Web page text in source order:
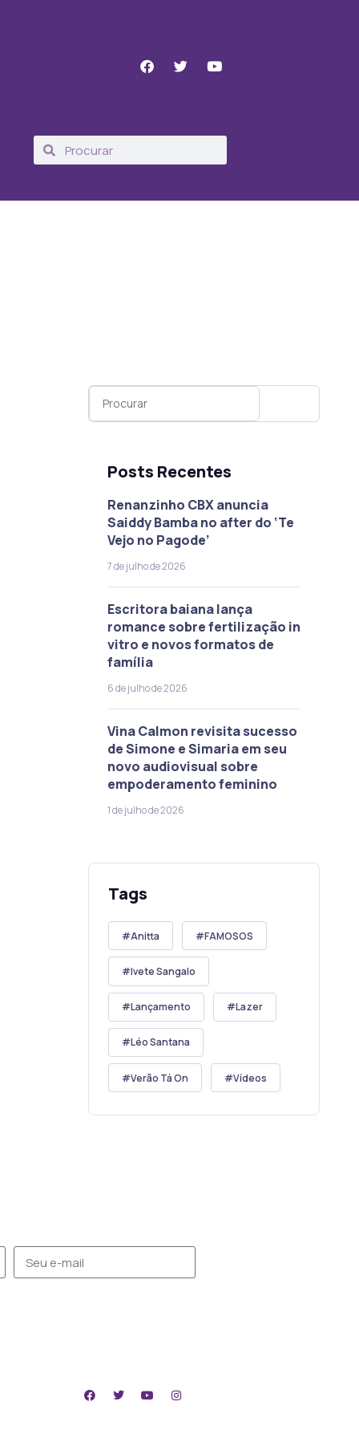
Posts Recentes
Renanzinho CBX anuncia
Saiddy Bamba no after do ‘Te
Vejo no Pagode’
7 de julho de 2026
Escritora baiana lança
romance sobre fertilização in
vitro e novos formatos de
família
6 de julho de 2026
Vina Calmon revisita sucesso
de Simone e Simaria em seu
novo audiovisual sobre
empoderamento feminino
1 de julho de 2026
Tags
Anitta FAMOSOS
Ivete Sangalo
Lançamento Lazer
Léo Santana
Verão Tá On Vídeos